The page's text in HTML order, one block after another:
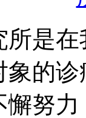
是
象的
努